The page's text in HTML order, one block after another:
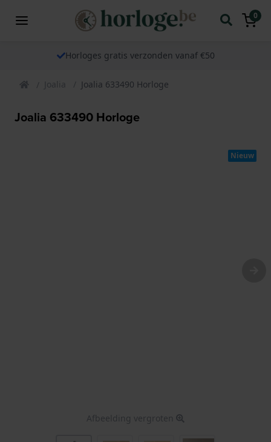
0
Horloges gratis verzonden vanaf €50
Joalia Joalia 633490 Horloge
Joalia 633490 Horloge
Nieuw
Afbeelding vergroten